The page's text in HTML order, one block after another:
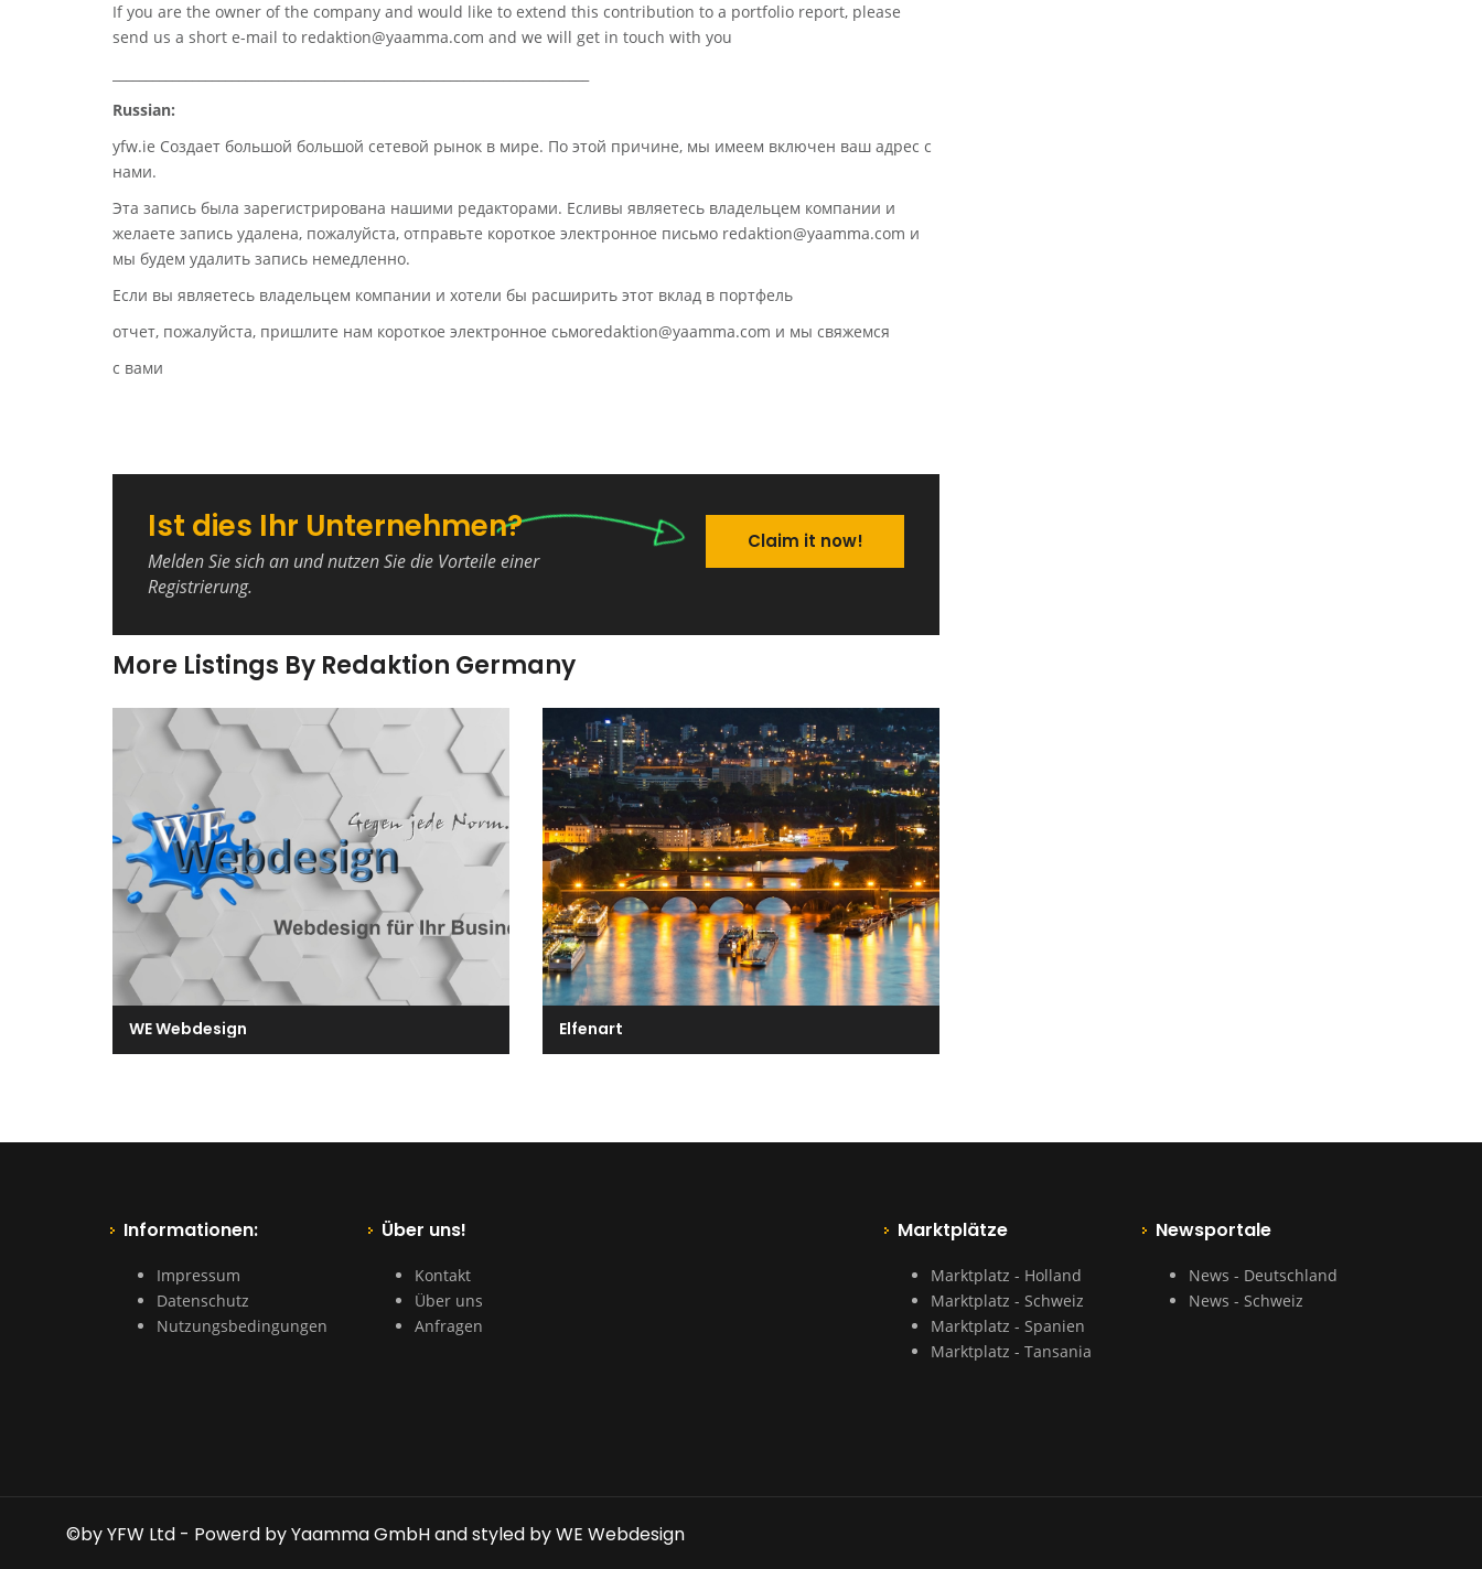
If you are the owner of the company and would like to extend this contribution to a portfolio report, please
send us a short e-mail to redaktion@yaamma.com and we will get in touch with you
Russian:
yfw.ie Создает большой большой сетевой рынок в мире. По этой причине, мы имеем включен ваш адрес с
нами.
Эта запись была зарегистрирована нашими редакторами. Есливы являетесь владельцем компании и
желаете запись удалена, пожалуйста, отправьте короткое электронное письмо redaktion@yaamma.com и
мы будем удалить запись немедленно.
Если вы являетесь владельцем компании и хотели бы расширить этот вклад в портфель
отчет, пожалуйста, пришлите нам короткое электронное сьмоredaktion@yaamma.com и мы свяжемся
с вами
Ist dies Ihr Unternehmen?
Melden Sie sich an und nutzen Sie die Vorteile einer
Registrierung.
Claim it now!
More Listings By Redaktion Germany
WE Webdesign Elfenart
Informationen:
Impressum
Datenschutz
Nutzungsbedingungen
Über uns!
Kontakt
Über uns
Anfragen
Marktplätze
Marktplatz - Holland
Marktplatz - Schweiz
Marktplatz - Spanien
Marktplatz - Tansania
Newsportale
News - Deutschland
News - Schweiz
©by YFW Ltd - Powerd by Yaamma GmbH and styled by WE Webdesign